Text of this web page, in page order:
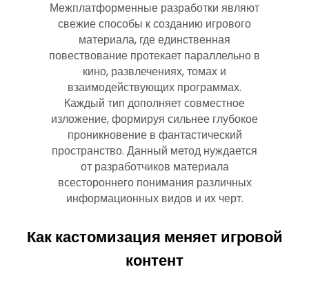
Межплатформенные разработки являют
свежие способы к созданию игрового
материала, где единственная
повествование протекает параллельно в
кино, развлечениях, томах и
взаимодействующих программах.
Каждый тип дополняет совместное
изложение, формируя сильнее глубокое
проникновение в фантастический
пространство. Данный метод нуждается
от разработчиков материала
всестороннего понимания различных
информационных видов и их черт.
Как кастомизация меняет игровой
контент